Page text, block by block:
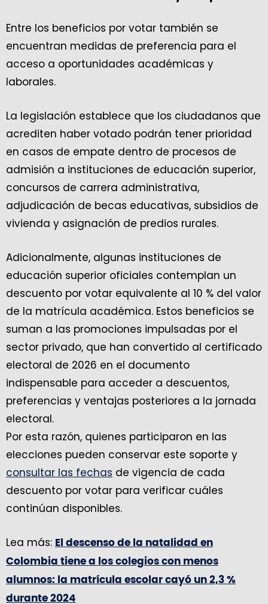
Entre los beneficios por votar también se
encuentran medidas de preferencia para el
acceso a oportunidades académicas y
laborales.
La legislación establece que los ciudadanos que
acrediten haber votado podrán tener prioridad
en casos de empate dentro de procesos de
admisión a instituciones de educación superior,
concursos de carrera administrativa,
adjudicación de becas educativas, subsidios de
vivienda y asignación de predios rurales.
Adicionalmente, algunas instituciones de
educación superior oficiales contemplan un
descuento por votar equivalente al 10 % del valor
de la matrícula académica. Estos beneficios se
suman a las promociones impulsadas por el
sector privado, que han convertido al certificado
electoral de 2026 en el documento
indispensable para acceder a descuentos,
preferencias y ventajas posteriores a la jornada
electoral.
Por esta razón, quienes participaron en las
elecciones pueden conservar este soporte y
consultar las fechas de vigencia de cada
descuento por votar para verificar cuáles
continúan disponibles.
Lea más: El descenso de la natalidad en
Colombia tiene a los colegios con menos
alumnos: la matrícula escolar cayó un 2,3 %
durante 2024